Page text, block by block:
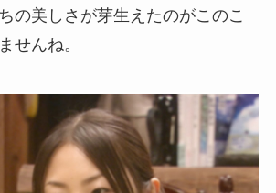
の美しさが芽生えたのがこのこ
せんね。